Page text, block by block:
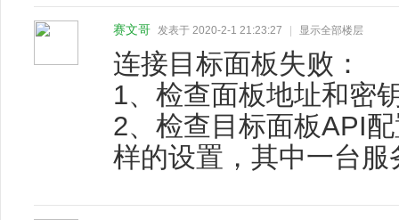
赛文哥 发表于 2020-2-1 21:23:27 显示全部楼层
连接目标面板失败：
1、检查面板地址和密
2、检查目标面板API
样的设置，其中一台